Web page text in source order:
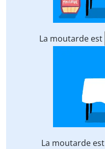
La moutarde est
La moutarde est